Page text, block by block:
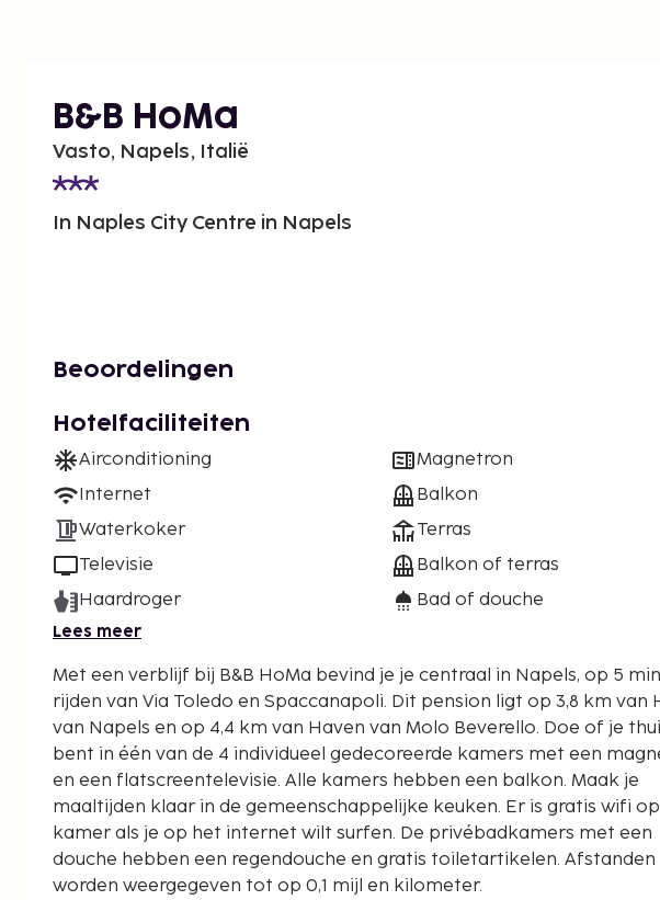
B&B HoMa
Vasto, Napels, Italië
In Naples City Centre in Napels
Beoordelingen
Hotelfaciliteiten
Airconditioning
Internet
Waterkoker
Televisie
Haardroger
Magnetron
Balkon
Terras
Balkon of terras
Bad of douche
Lees meer
Met een verblijf bij B&B HoMa bevind je je centraal in Napels, op 5
rijden van Via Toledo en Spaccanapoli. Dit pension ligt op 3,8 km van Haven
van Napels en op 4,4 km van Haven van Molo Beverello. Doe of je
bent in één van de 4 individueel gedecoreerde kamers met een
en een flatscreentelevisie. Alle kamers hebben een balkon. Maak je
maaltijden klaar in de gemeenschappelijke keuken. Er is gratis wifi
kamer als je op het internet wilt surfen. De privébadkamers met een
douche hebben een regendouche en gratis toiletartikelen. Afstanden
worden weergegeven tot op 0,1 mijl en kilometer.